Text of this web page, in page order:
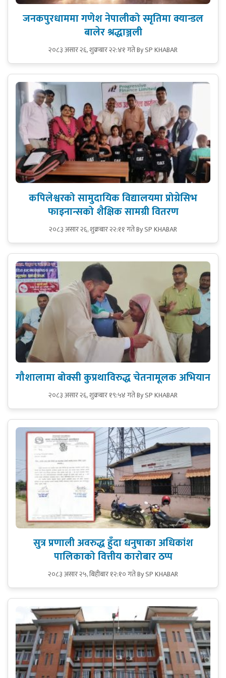
जनकपुरधाममा गणेश नेपालीको स्मृतिमा क्यान्डल
बालेर श्रद्धाञ्जली
२०८३ असार २६, शुक्रबार २२:४१ गतेBy SP KHABAR
कपिलेश्वरको सामुदायिक विद्यालयमा प्रोग्रेसिभ
फाइनान्सको शैक्षिक सामग्री वितरण
२०८३ असार २६, शुक्रबार २२:११ गतेBy SP KHABAR
गौशालामा बोक्सी कुप्रथाविरुद्ध चेतनामूलक अभियान
२०८३ असार २६, शुक्रबार १९:५४ गतेBy SP KHABAR
सुत्र प्रणाली अवरुद्ध हुँदा धनुषाका अधिकांश
पालिकाको वित्तीय कारोबार ठप्प
२०८३ असार २५, बिहीबार १२:१० गतेBy SP KHABAR